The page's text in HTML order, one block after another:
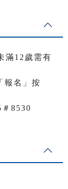
滿12歲需有
報名」按
8530